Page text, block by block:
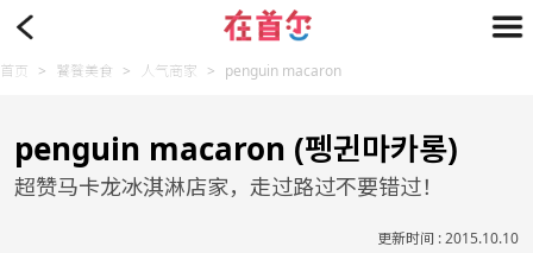
首页 > 饕餮美食 > 人气商家 > penguin macaron
penguin macaron (펭귄마카롱)
超赞马卡龙冰淇淋店家，走过路过不要错过！
更新时间 : 2015.10.10